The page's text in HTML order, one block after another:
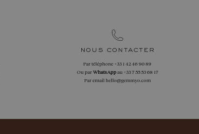
nous contacter
Par téléphone+33 1 42 46 90 89
Ou parWhatsAppau+33 7 55 53 68 17
Par email hello@gemmyo.com